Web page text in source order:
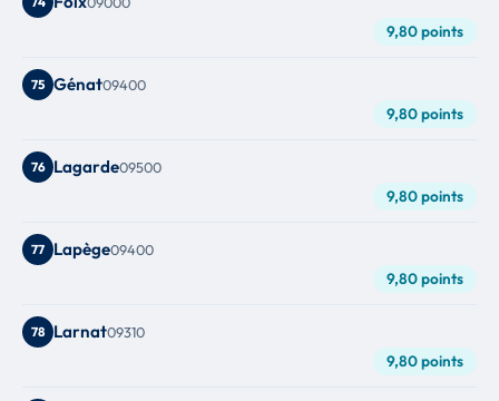
9,80 points
75 Génat09400
9,80 points
76 Lagarde09500
9,80 points
77 Lapège09400
9,80 points
78 Larnat09310
9,80 points